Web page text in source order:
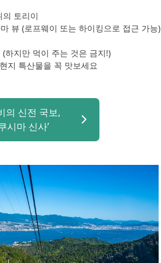
토리이
뷰 (로프웨이 또는 하이킹으로 접근 가능)
하지만 먹이 주는 것은 금지!)
지 특산물을 꼭 맛보세요
의 신전 국보,
시마 신사’